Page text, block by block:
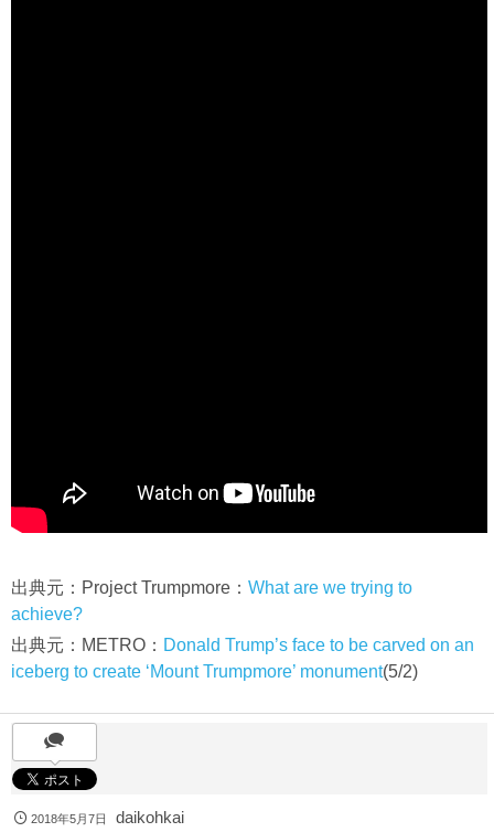
出典元：Project Trumpmore： What are we trying to
achieve?
出典元：METRO： Donald Trump’s face to be carved on an
iceberg to create ‘Mount Trumpmore’ monument(5/2)
2018年5月7日
daikohkai